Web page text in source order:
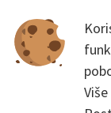
bez čekanja